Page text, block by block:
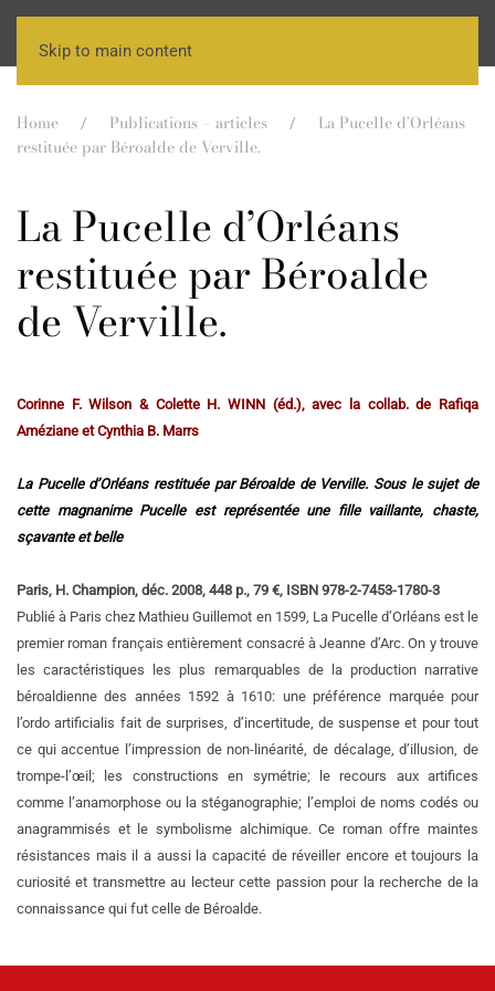
Skip to main content
Home Publications – articles
La Pucelle d’Orléans
restituée par Béroalde de Verville.
La Pucelle d’Orléans
restituée par Béroalde
de Verville.
Corinne F. Wilson & Colette H. WINN (éd.), avec la collab. de Rafiqa
Améziane et Cynthia B. Marrs
La Pucelle d’Orléans restituée par Béroalde de Verville. Sous le sujet de
cette magnanime Pucelle est représentée une fille vaillante, chaste,
sçavante et belle
Paris, H. Champion, déc. 2008, 448 p., 79 €, ISBN 978-2-7453-1780-3
Publié à Paris chez Mathieu Guillemot en 1599, La Pucelle d’Orléans est le
premier roman français entièrement consacré à Jeanne d’Arc. On y trouve
les caractéristiques les plus remarquables de la production narrative
béroaldienne des années 1592 à 1610: une préférence marquée pour
l’ordo artificialis fait de surprises, d’incertitude, de suspense et pour tout
ce qui accentue l’impression de non-linéarité, de décalage, d’illusion, de
trompe-l’œil; les constructions en symétrie; le recours aux artifices
comme l’anamorphose ou la stéganographie; l’emploi de noms codés ou
anagrammisés et le symbolisme alchimique. Ce roman offre maintes
résistances mais il a aussi la capacité de réveiller encore et toujours la
curiosité et transmettre au lecteur cette passion pour la recherche de la
connaissance qui fut celle de Béroalde.